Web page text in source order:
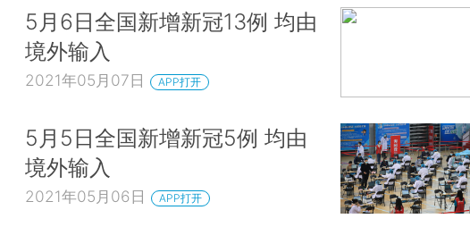
5月6日全国新增新冠13例 均由
境外输入
2021年05月07日 APP打开
5月5日全国新增新冠5例 均由
境外输入
2021年05月06日 APP打开